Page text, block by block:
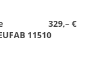
329,– €
11510